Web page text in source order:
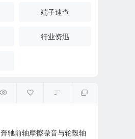
端子速查
行业资迅
奔驰前轴摩擦噪音与轮毂轴